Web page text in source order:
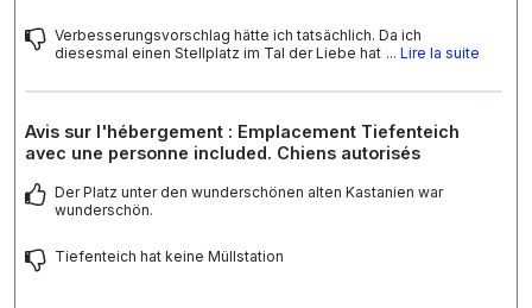
Verbesserungsvorschlag hätte ich tatsächlich. Da ich
diesesmal einen Stellplatz im Tal der Liebe hat ... Lire la suite
Avis sur l'hébergement : Emplacement Tiefenteich
avec une personne included. Chiens autorisés
Der Platz unter den wunderschönen alten Kastanien war
wunderschön.
Tiefenteich hat keine Müllstation